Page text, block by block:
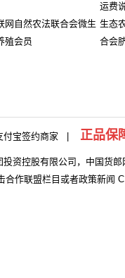
网自然农法联合会微生
殖会员
运费
生态
合会
付宝签约商家 | 正品保
投资控股有限公司，中国货
合作联盟栏目或者政策新闻